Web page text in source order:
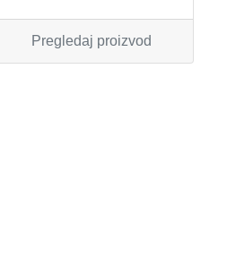
Pregledaj proizvod